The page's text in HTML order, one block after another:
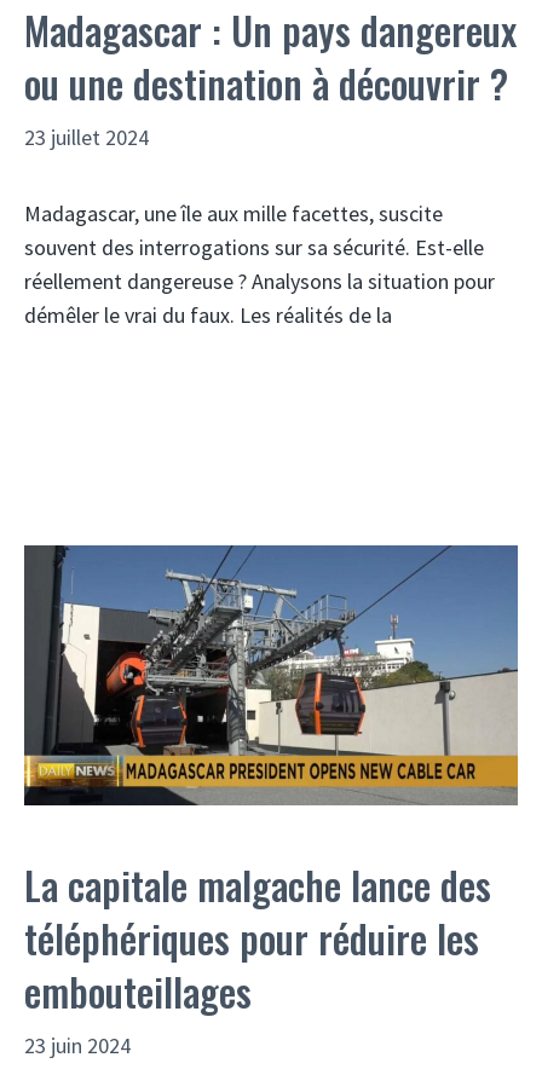
Madagascar : Un pays dangereux
ou une destination à découvrir ?
23 juillet 2024
Madagascar, une île aux mille facettes, suscite
souvent des interrogations sur sa sécurité. Est-elle
réellement dangereuse ? Analysons la situation pour
démêler le vrai du faux. Les réalités de la
La capitale malgache lance des
téléphériques pour réduire les
embouteillages
23 juin 2024